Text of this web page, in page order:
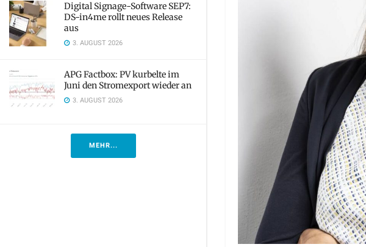
Digital Signage-Software SEP7:
DS-in4me rollt neues Release
aus
3. AUGUST 2026
APG Factbox: PV kurbelte im
Juni den Stromexport wieder an
3. AUGUST 2026
MEHR...